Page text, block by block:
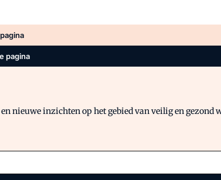
pagina
nieuwe inzichten op het gebied van veilig en gezond